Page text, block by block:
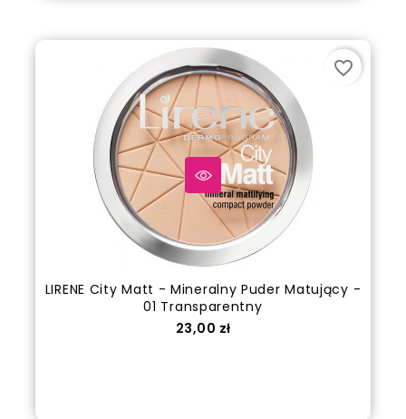
LIRENE City Matt - Mineralny Puder Matujący -
01 Transparentny
Cena
23,00 zł
favorite_border